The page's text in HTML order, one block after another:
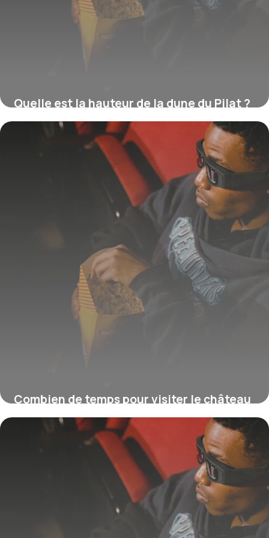
Quelle est la hauteur de la dune du Pilat ?
16 juillet 2026
Combien de temps pour visiter le château
de Chambord ?